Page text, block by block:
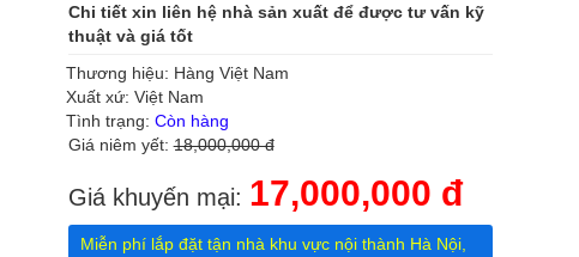
Chi tiết xin liên hệ nhà sản xuất để được tư vấn kỹ
thuật và giá tốt
Thương hiệu: Hàng Việt Nam
Xuất xứ: Việt Nam
Tình trạng: Còn hàng
Giá niêm yết:18,000,000 đ
Giá khuyến mại: 17,000,000 đ
Miễn phí lắp đặt tận nhà khu vực nội thành Hà Nội,